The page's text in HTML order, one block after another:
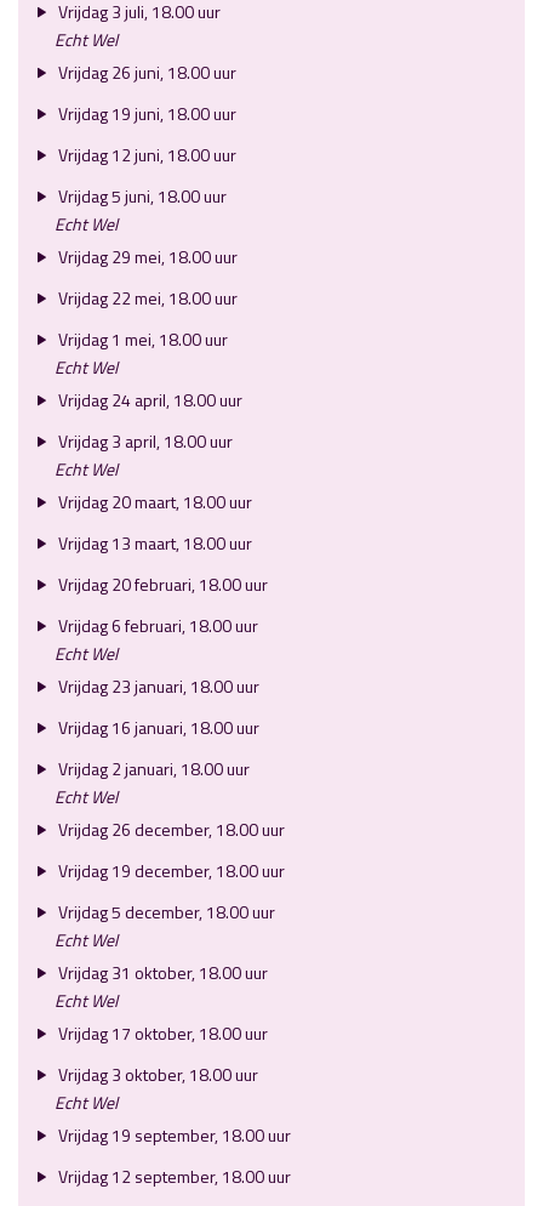
Vrijdag 3 juli, 18.00 uur
Echt Wel
Vrijdag 26 juni, 18.00 uur
Vrijdag 19 juni, 18.00 uur
Vrijdag 12 juni, 18.00 uur
Vrijdag 5 juni, 18.00 uur
Echt Wel
Vrijdag 29 mei, 18.00 uur
Vrijdag 22 mei, 18.00 uur
Vrijdag 1 mei, 18.00 uur
Echt Wel
Vrijdag 24 april, 18.00 uur
Vrijdag 3 april, 18.00 uur
Echt Wel
Vrijdag 20 maart, 18.00 uur
Vrijdag 13 maart, 18.00 uur
Vrijdag 20 februari, 18.00 uur
Vrijdag 6 februari, 18.00 uur
Echt Wel
Vrijdag 23 januari, 18.00 uur
Vrijdag 16 januari, 18.00 uur
Vrijdag 2 januari, 18.00 uur
Echt Wel
Vrijdag 26 december, 18.00 uur
Vrijdag 19 december, 18.00 uur
Vrijdag 5 december, 18.00 uur
Echt Wel
Vrijdag 31 oktober, 18.00 uur
Echt Wel
Vrijdag 17 oktober, 18.00 uur
Vrijdag 3 oktober, 18.00 uur
Echt Wel
Vrijdag 19 september, 18.00 uur
Vrijdag 12 september, 18.00 uur